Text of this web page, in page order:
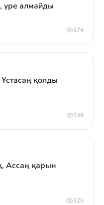
үре алмайды
374
қолды
349
Ассаң қарын
325